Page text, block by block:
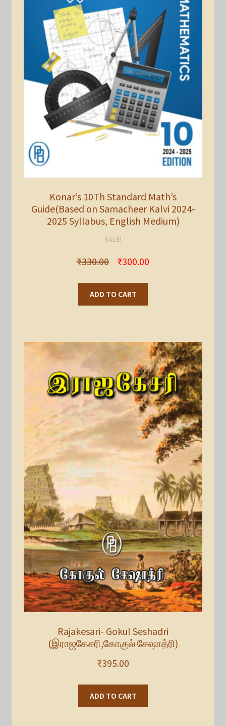
Konar’s 10Th Standard Math’s
Guide(Based on Samacheer Kalvi 2024-
2025 Syllabus, English Medium)
SALE!
₹330.00 ₹300.00
ADD TO CART
Rajakesari- Gokul Seshadri
(இராஜகேசரி,கோகுல் சேஷாத்ரி)
₹395.00
ADD TO CART